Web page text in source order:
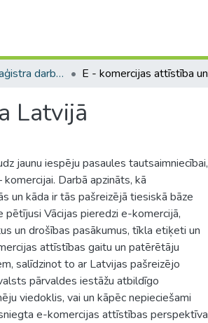
Bakalaura un maģistra darbi (ESZF) / Bachelor's and Master's theses
Latvijā
jaunu iespēju pasaules tautsaimniecībai,
Darbā apzināts, kā
un kāda ir tās pašreizējā tiesiskā bāze
Vācijas pieredzi e-komercijā,
un drošības pasākumus, tīkla etiķeti un
attīstības gaitu un patērētāju
salīdzinot to ar Latvijas pašreizējo
pārvaldes iestāžu atbildīgo
viedoklis, vai un kāpēc nepieciešami
e-komercijas attīstības perspektīva